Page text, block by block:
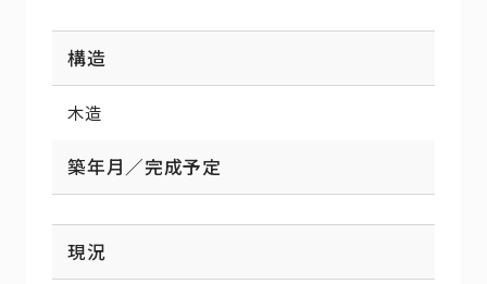
構造
木造
築年月／完成予定
現況